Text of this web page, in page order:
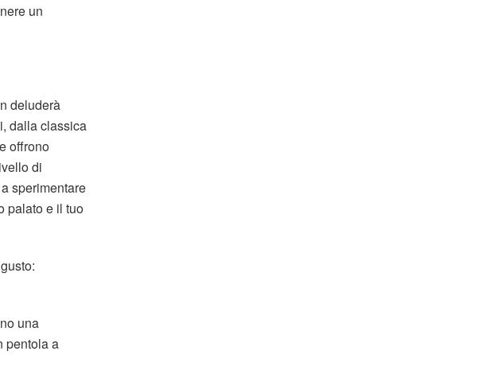
un
deluderà
dalla classica
offrono
di
sperimentare
palato e il tuo
una
pentola a